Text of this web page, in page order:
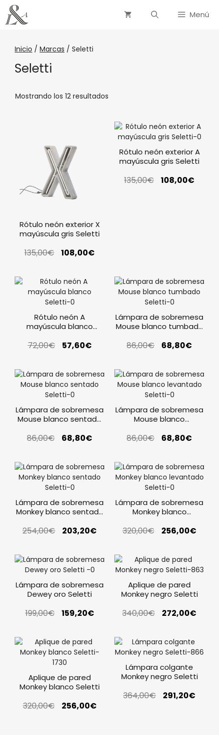
Menú
Inicio / Marcas / Seletti
Seletti
Mostrando los 12 resultados
Rótulo neón exterior X
mayúscula gris Seletti
135,00€ 108,00€
Rótulo neón exterior A
mayúscula gris Seletti
135,00€ 108,00€
Rótulo neón A
mayúscula blanco
72,00€ 57,60€
Lámpara de sobremesa
Mouse blanco tumbado
86,00€ 68,80€
Lámpara de sobremesa
Mouse blanco sentado
86,00€ 68,80€
Lámpara de sobremesa
Mouse blanco
86,00€ 68,80€
Lámpara de sobremesa
Monkey blanco sentado
254,00€ 203,20€
Lámpara de sobremesa
Monkey blanco
320,00€ 256,00€
Lámpara de sobremesa
Dewey oro Seletti
199,00€ 159,20€
Aplique de pared
Monkey negro Seletti
340,00€ 272,00€
Aplique de pared
Monkey blanco Seletti
320,00€ 256,00€
Lámpara colgante
Monkey negro Seletti
364,00€ 291,20€